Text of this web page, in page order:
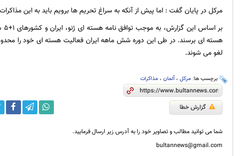
مرکل در پایان گفت : اما پیش از آنکه به سراغ تحریم ها برویم باید به این
هسته ای برسند. در طی این دوره شش ماهه ایران فعالیت هسته ای خود را
لغو می شوند.
برچسب ها: مرکل،آلمان، مذاکرات
گزارش خطا
شما می توانید مطالب و تصاویر خود را به آدرس زیر ارسال فرمایید.
bultannews@gmail.com